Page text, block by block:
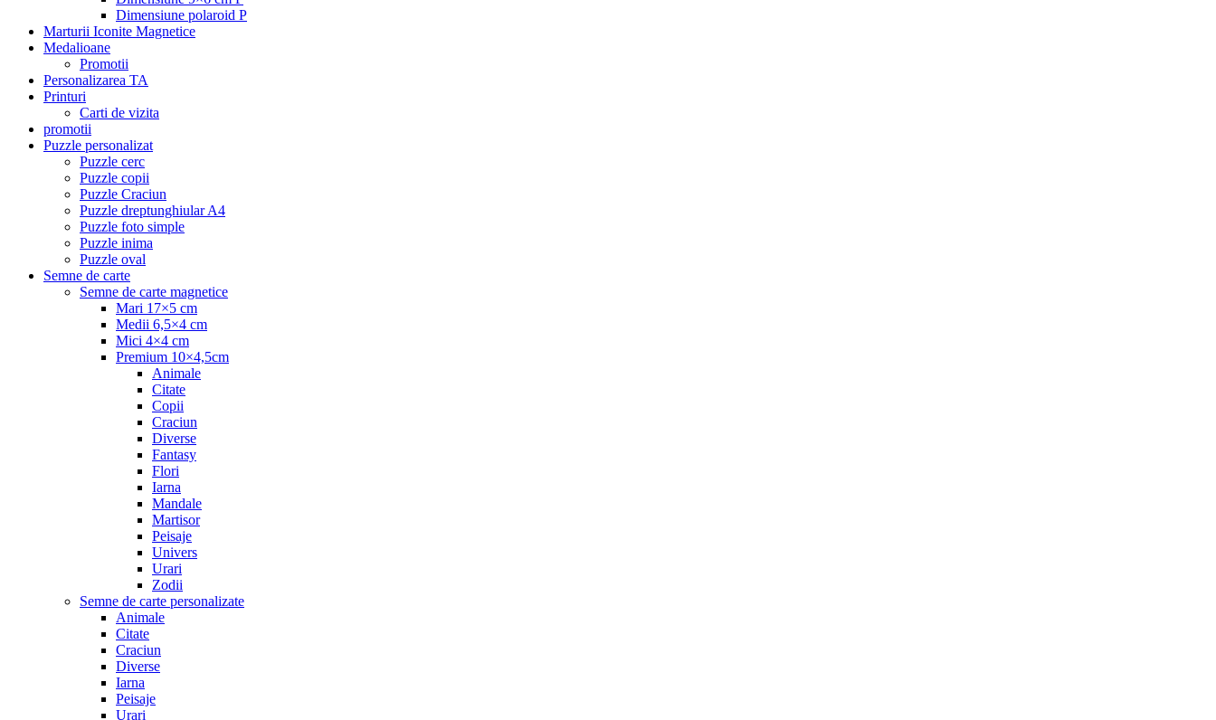
Dimensiune polaroid P
Marturii Iconite Magnetice
Medalioane
Promotii
Personalizarea TA
Printuri
Carti de vizita
promotii
Puzzle personalizat
Puzzle cerc
Puzzle copii
Puzzle Craciun
Puzzle dreptunghiular A4
Puzzle foto simple
Puzzle inima
Puzzle oval
Semne de carte
Semne de carte magnetice
Mari 17×5 cm
Medii 6,5×4 cm
Mici 4×4 cm
Premium 10×4,5cm
Animale
Citate
Copii
Craciun
Diverse
Fantasy
Flori
Iarna
Mandale
Martisor
Peisaje
Univers
Urari
Zodii
Semne de carte personalizate
Animale
Citate
Craciun
Diverse
Iarna
Peisaje
Urari